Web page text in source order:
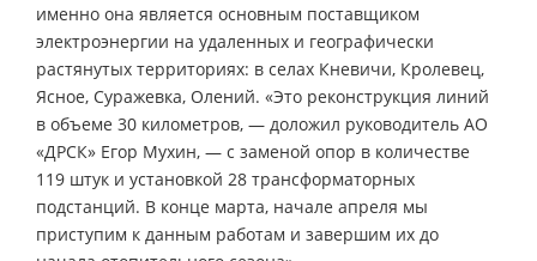
именно она является основным поставщиком
электроэнергии на удаленных и географически
растянутых территориях: в селах Кневичи, Кролевец,
Ясное, Суражевка, Олений. «Это реконструкция линий
в объеме 30 километров, — доложил руководитель АО
«ДРСК» Егор Мухин, — с заменой опор в количестве
119 штук и установкой 28 трансформаторных
подстанций. В конце марта, начале апреля мы
приступим к данным работам и завершим их до